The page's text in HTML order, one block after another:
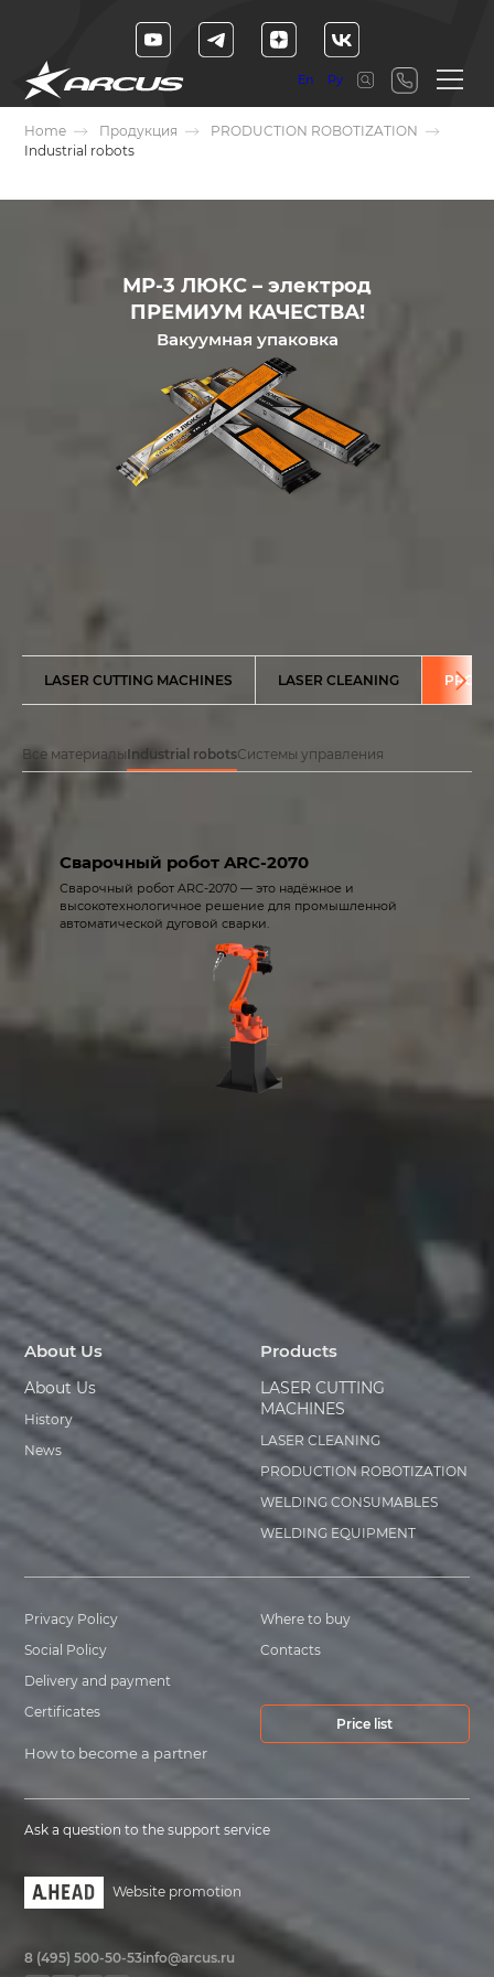
En Ру
Home Продукция
PRODUCTION ROBOTIZATION
Industrial robots
МР-3 ЛЮКС – электрод
ПРЕМИУМ КАЧЕСТВА!
Вакуумная упаковка
LASER CUTTING MACHINES LASER CLEANING
Все материалыIndustrial robotsСистемы управления
Сварочный робот ARC-2070
Сварочный робот ARC-2070 — это надёжное и
высокотехнологичное решение для промышленной
автоматической дуговой сварки.
About Us
About Us
History
News
Products
LASER CUTTING
MACHINES
LASER CLEANING
PRODUCTION ROBOTIZATION
WELDING CONSUMABLES
WELDING EQUIPMENT
Privacy Policy
Social Policy
Delivery and payment
Certificates
How to become a partner
Where to buy
Contacts
Price list
Ask a question to the support service
Website promotion
8 (495) 500-50-53info@arcus.ru